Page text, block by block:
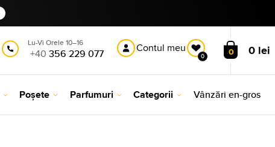
Lu-Vi Orele 10–16
+40 356 229 077 Contul meu
0 0 0 lei
Poșete Parfumuri Categorii Vânzări en-gros